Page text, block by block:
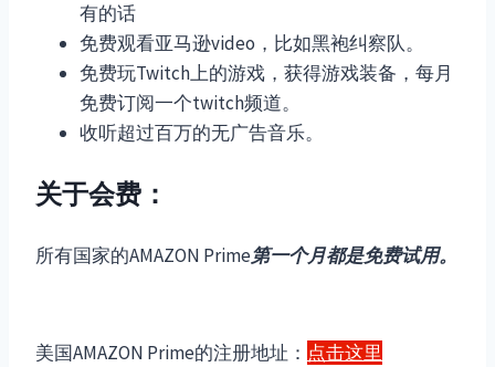
有的话
免费观看亚马逊video，比如黑袍纠察队。
免费玩Twitch上的游戏，获得游戏装备，每月
免费订阅一个twitch频道。
收听超过百万的无广告音乐。
关于会费：
所有国家的AMAZON Prime第一个月都是免费试用。
美国AMAZON Prime的注册地址： 点击这里